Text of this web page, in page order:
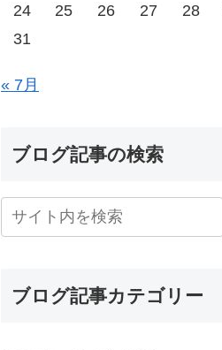
24
25 26 27 28
31
« 7月
ブログ記事の検索
ブログ記事カテゴリー